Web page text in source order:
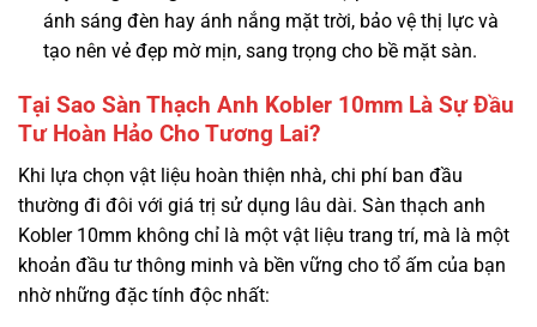
ánh sáng đèn hay ánh nắng mặt trời, bảo vệ thị lực và
tạo nên vẻ đẹp mờ mịn, sang trọng cho bề mặt sàn.
Tại Sao Sàn Thạch Anh Kobler 10mm Là Sự Đầu
Tư Hoàn Hảo Cho Tương Lai?
Khi lựa chọn vật liệu hoàn thiện nhà, chi phí ban đầu
thường đi đôi với giá trị sử dụng lâu dài. Sàn thạch anh
Kobler 10mm không chỉ là một vật liệu trang trí, mà là một
khoản đầu tư thông minh và bền vững cho tổ ấm của bạn
nhờ những đặc tính độc nhất: